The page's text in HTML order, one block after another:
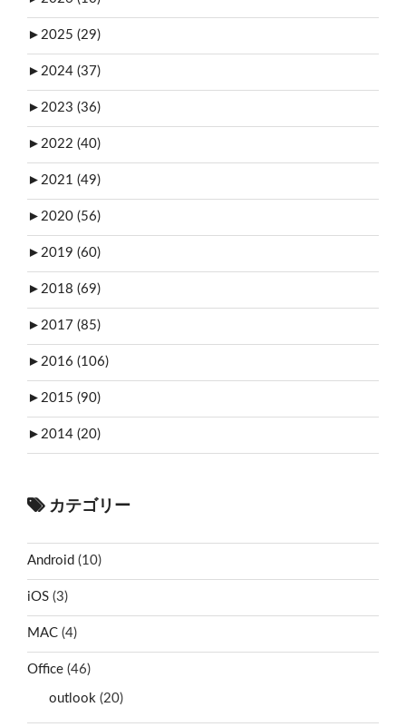
► 2025 (29)
► 2024 (37)
► 2023 (36)
► 2022 (40)
► 2021 (49)
► 2020 (56)
► 2019 (60)
► 2018 (69)
► 2017 (85)
► 2016 (106)
► 2015 (90)
► 2014 (20)
カテゴリー
Android (10)
iOS (3)
MAC (4)
Office (46)
outlook (20)